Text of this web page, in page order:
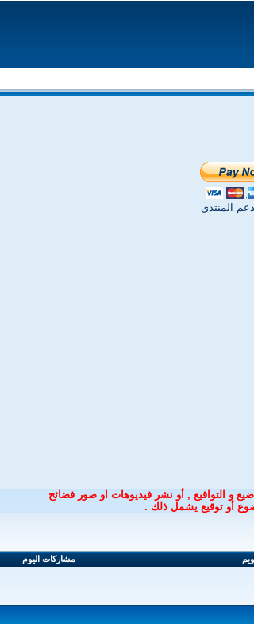
المنتدى
و التواقيع , أو نشر فيديوهات او صور فضائح
أو توقيع يشمل ذلك .
مشاركات اليوم